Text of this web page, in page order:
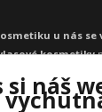
u nás se
kosmetiky
vlasové
si náš